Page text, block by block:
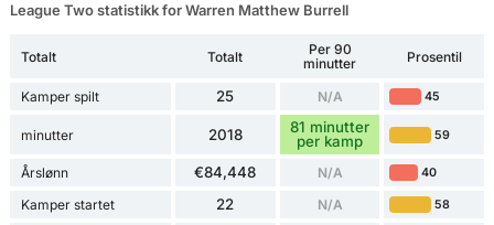
League Two statistikk for Warren Matthew Burrell
Totalt Totalt
Per 90
minutter
Prosentil
Kamper spilt 25 N/A 45
minutter 2018
81 minutter
per kamp
59
Årslønn €84,448 N/A 40
Kamper startet 22 N/A 58